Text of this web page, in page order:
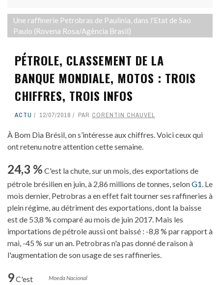
Une raffinerie Petrobras de Paulinia, dans l'Etat de Sao
Paulo (Rovena Rosa/Agência Brasil)
PÉTROLE, CLASSEMENT DE LA
BANQUE MONDIALE, MOTOS : TROIS
CHIFFRES, TROIS INFOS
ACTU 12/07/2018 PAR CORENTIN CHAUVEL
À Bom Dia Brésil, on s’intéresse aux chiffres. Voici ceux qui
ont retenu notre attention cette semaine.
24,3 % C'est la chute, sur un mois, des exportations de
pétrole brésilien en juin, à 2,86 millions de tonnes, selonG1. Le
mois dernier, Petrobras a en effet fait tourner ses raffineries à
plein régime, au détriment des exportations, dont la baisse
est de 53,8 % comparé au mois de juin 2017. Mais les
importations de pétrole aussi ont baissé : -8,8 % par rapport à
mai, -45 % sur un an. Petrobras n'a pas donné de raison à
l'augmentation de son usage de ses raffineries.
Moeda Nacional
9C'est